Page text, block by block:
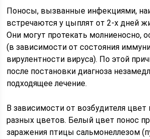
Поносы, вызванные инфекциями,
встречаются у цыплят от 2-х дней
Они могут протекать молниеносно,
(в зависимости от состояния
вирулентности вируса). По этой
после постановки диагноза
подходящее лечение.
В зависимости от возбудителя
разных цветов. Белый цвет понос
заражения птицы сальмонеллезом